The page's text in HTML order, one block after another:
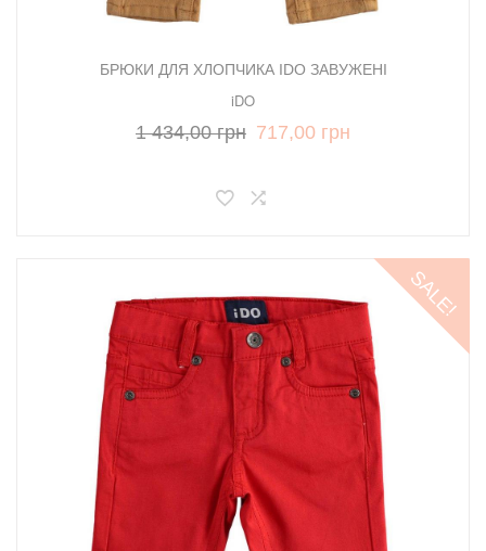
БРЮКИ ДЛЯ ХЛОПЧИКА IDO ЗАВУЖЕНІ
iDO
1 434,00 грн 717,00 грн
SALE!